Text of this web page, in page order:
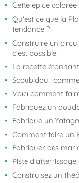
Cette épice
Qu'est ce que la
tendance ?
Construire un
c'est possible !
La recette
Scoubidou :
Voici comment
Fabriquez un
Fabrique un
Comment faire un
Fabriquer des
Piste
Construisez un